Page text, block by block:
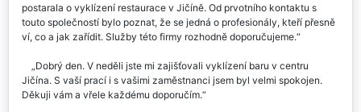
postarala o vyklízení restaurace v Jičíně. Od prvotního kontaktu s
touto společností bylo poznat, že se jedná o profesionály, kteří přesně
ví, co a jak zařídit. Služby této firmy rozhodně doporučujeme.
Dobrý den. V neděli jste mi zajišťovali vyklízení baru v centru
Jičína. S vaší prací i s vašimi zaměstnanci jsem byl velmi spokojen.
Děkuji vám a vřele každému doporučím.